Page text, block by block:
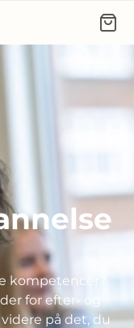
kompetencer?
for efter- og
på det, du